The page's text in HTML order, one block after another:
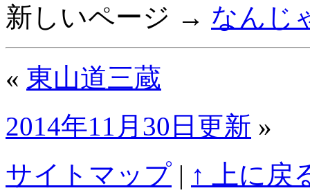
新しいページ → なんじ
« 東山道三蔵
2014年11月30日更新 »
サイトマップ | ↑ 上に戻